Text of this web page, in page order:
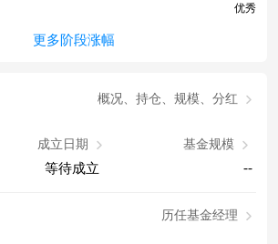
优秀
更多阶段涨幅
概况、持仓、规模、分红
成立日期
等待成立
基金规模
--
历任基金经理